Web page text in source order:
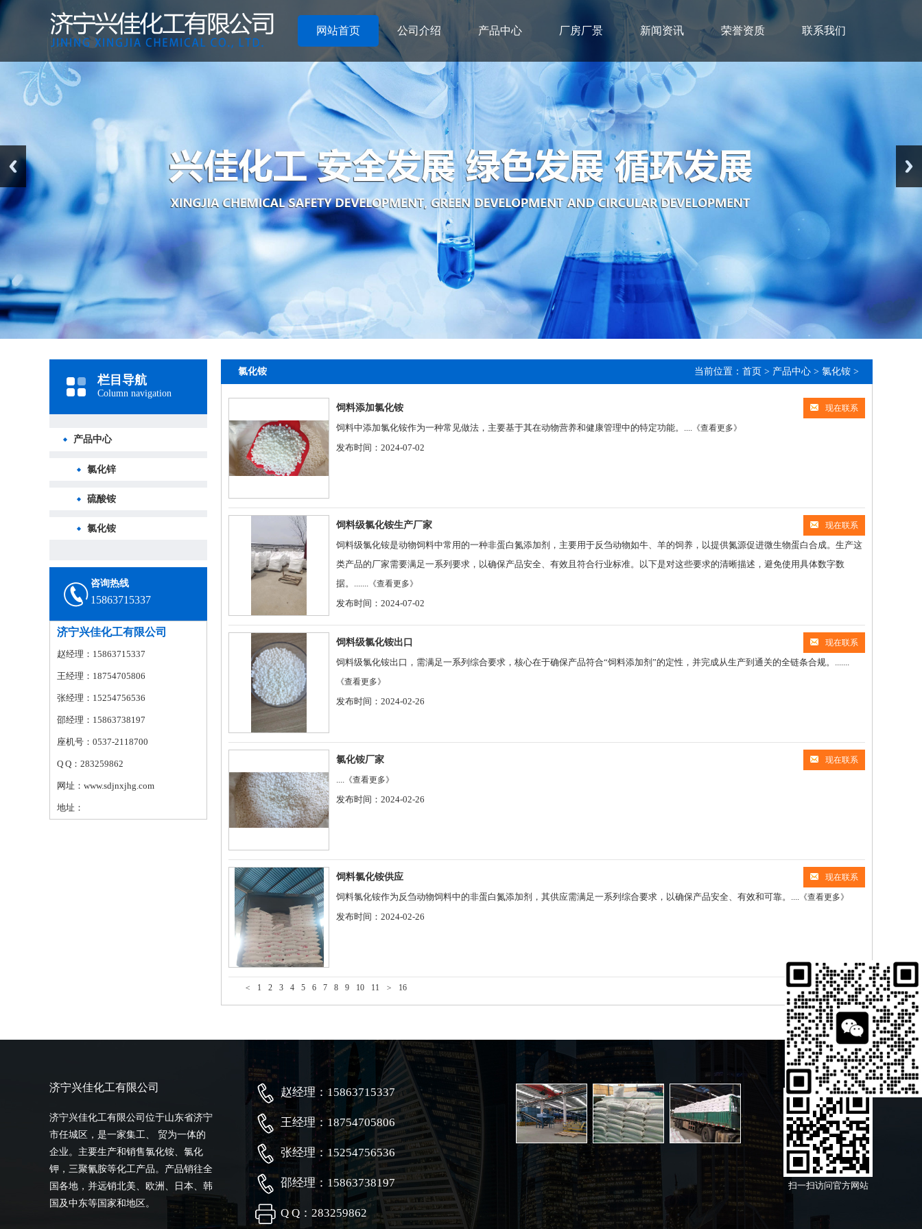
网站首页 公司介绍 产品中心 厂房厂景 新闻资讯 荣誉资质 联系我们
栏目导航
Column navigation
产品中心
氯化锌
硫酸铵
氯化铵
咨询热线
15863715337
济宁兴佳化工有限公司
赵经理：15863715337
王经理：18754705806
张经理：15254756536
邵经理：15863738197
座机号：0537-2118700
Q Q：283259862
网址：www.sdjnxjhg.com
地址：
当前位置： 首页 > 产品中心 > 氯化铵 >
氯化铵
现在联系
饲料添加氯化铵
饲料中添加氯化铵作为一种常见做法，主要基于其在动物营养和健康管理中的特定功能。....
《查看更多》
发布时间：2024-07-02
现在联系
饲料级氯化铵生产厂家
饲料级氯化铵是动物饲料中常用的一种非蛋白氮添加剂，主要用于反刍动物如牛、羊的饲养，以提供氮源促进微生物蛋白合成。生产这
类产品的厂家需要满足一系列要求，以确保产品安全、有效且符合行业标准。以下是对这些要求的清晰描述，避免使用具体数字数
据。.......
《查看更多》
发布时间：2024-07-02
现在联系
饲料级氯化铵出口
饲料级氯化铵出口，需满足一系列综合要求，核心在于确保产品符合“饲料添加剂”的定性，并完成从生产到通关的全链条合规。.......
《查看更多》
发布时间：2024-02-26
现在联系
氯化铵厂家
《查看更多》
发布时间：2024-02-26
现在联系
饲料氯化铵供应
饲料氯化铵作为反刍动物饲料中的非蛋白氮添加剂，其供应需满足一系列综合要求，以确保产品安全、有效和可靠。....
《查看更多》
发布时间：2024-02-26
< 1 2 3 4 5 6 7 8 9 10 11 > 16
济宁兴佳化工有限公司
济宁兴佳化工有限公司位于山东省济宁
市任城区，是一家集工、 贸为一体的
企业。主要生产和销售氯化铵、氯化
钾，三聚氰胺等化工产品。产品销往全
国各地，并远销北美、欧洲、日本、韩
国及中东等国家和地区。
赵经理：15863715337
王经理：18754705806
张经理：15254756536
邵经理：15863738197
Q Q：283259862
扫一扫访问官方网站